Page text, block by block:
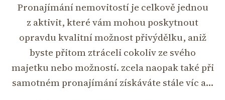
Pronajímání nemovitostí je celkově jednou
z aktivit, které vám mohou poskytnout
opravdu kvalitní možnost přivýdělku, aniž
byste přitom ztráceli cokoliv ze svého
majetku nebo možností. zcela naopak také při
samotném pronajímání získáváte stále víc a…